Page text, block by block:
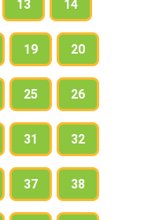
13 14
19 20
25 26
31 32
37 38